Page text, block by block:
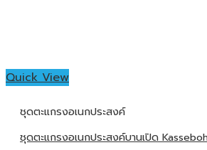
Quick View
ชุดตะแกรงอเนกประสงค์
ชุดตะแกรงอเนกประสงค์บานเปิด